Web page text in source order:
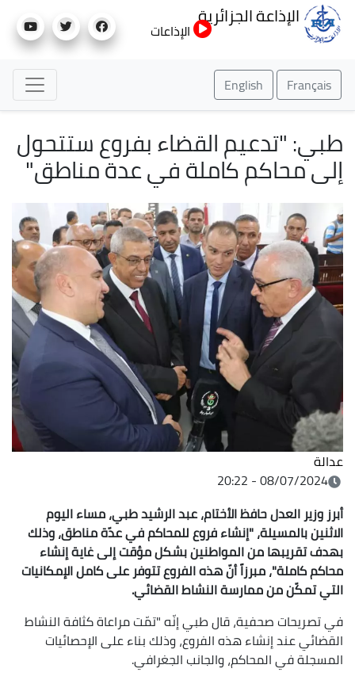
إلى
الإذاعة الجزائرية
الإذاعات
Français
English
طبي: "تدعيم القضاء بفروع ستتحول
إلى محاكم كاملة في عدة مناطق"
عدالة
08/07/2024 - 20:22
أبرز وزير العدل حافظ الأختام، عبد الرشيد طبي، مساء اليوم
الاثنين بالمسيلة، "إنشاء فروع للمحاكم في عدّة مناطق، وذلك
بهدف تقريبها من المواطنين بشكل مؤقت إلى غاية إنشاء
محاكم كاملة"، مبرزاً أنّ هذه الفروع تتوفر على كامل الإمكانيات
التي تمكّن من ممارسة النشاط القضائي.
في تصريحات صحفية، قال طبي إنّه "تمّت مراعاة كثافة النشاط
القضائي عند إنشاء هذه الفروع، وذلك بناء على الإحصائيات
المسجلة في المحاكم، والجانب الجغرافي.